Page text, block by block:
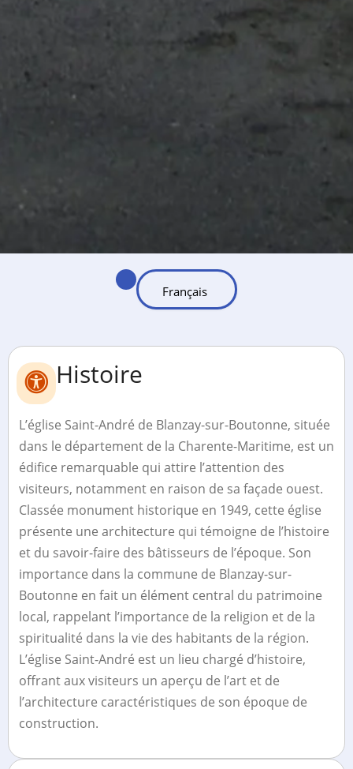
Histoire
L’église Saint-André de Blanzay-sur-Boutonne, située
dans le département de la Charente-Maritime, est un
édifice remarquable qui attire l’attention des
visiteurs, notamment en raison de sa façade ouest.
Classée monument historique en 1949, cette église
présente une architecture qui témoigne de l’histoire
et du savoir-faire des bâtisseurs de l’époque. Son
importance dans la commune de Blanzay-sur-
Boutonne en fait un élément central du patrimoine
local, rappelant l’importance de la religion et de la
spiritualité dans la vie des habitants de la région.
L’église Saint-André est un lieu chargé d’histoire,
offrant aux visiteurs un aperçu de l’art et de
l’architecture caractéristiques de son époque de
construction.